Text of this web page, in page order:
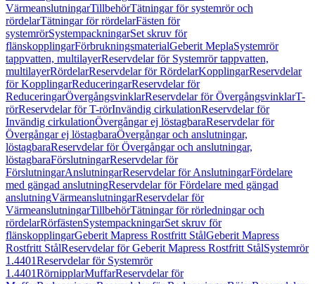
VärmeanslutningarTillbehörTätningar för systemrör och
rördelarTätningar för rördelarFästen för
systemrörSystempackningarSet skruv för
flänskopplingarFörbrukningsmaterialGeberit MeplaSystemrör
tappvatten, multilayerReservdelar för Systemrör tappvatten,
multilayerRördelarReservdelar för RördelarKopplingarReservdelar
för KopplingarReduceringarReservdelar för
ReduceringarÖvergångsvinklarReservdelar för ÖvergångsvinklarT-
rörReservdelar för T-rörInvändig cirkulationReservdelar för
Invändig cirkulationÖvergångar ej löstagbaraReservdelar för
Övergångar ej löstagbaraÖvergångar och anslutningar,
löstagbaraReservdelar för Övergångar och anslutningar,
löstagbaraFörslutningarReservdelar för
FörslutningarAnslutningarReservdelar för AnslutningarFördelare
med gängad anslutningReservdelar för Fördelare med gängad
anslutningVärmeanslutningarReservdelar för
VärmeanslutningarTillbehörTätningar för rörledningar och
rördelarRörfästenSystempackningarSet skruv för
flänskopplingarGeberit Mapress Rostfritt StålGeberit Mapress
Rostfritt StålReservdelar för Geberit Mapress Rostfritt StålSystemrör
1.4401Reservdelar för Systemrör
1.4401RörnipplarMuffarReservdelar för